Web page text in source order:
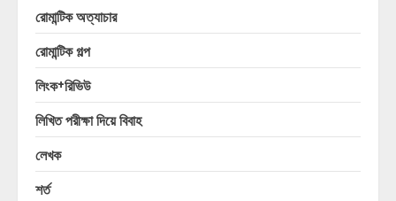
রোমান্টিক অত্যাচার
রোমান্টিক গল্প
লিংক+রিভিউ
লিখিত পরীক্ষা দিয়ে বিবাহ
লেখক
শর্ত